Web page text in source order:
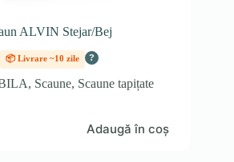
ALVIN Stejar/Bej
📦 Livrare ~10 zile ?
, Scaune, Scaune tapițate
Adaugă în coș